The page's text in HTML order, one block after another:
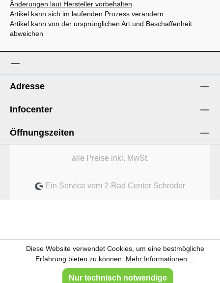
Änderungen laut Hersteller vorbehalten
Artikel kann sich im laufenden Prozess verändern
Artikel kann von der ursprünglichen Art und Beschaffenheit
abweichen
Adresse
Infocenter
Öffnungszeiten
alle Preise inkl. MwSt.
Ein Service vom 2-Rad Center Schröder
Diese Website verwendet Cookies, um eine bestmögliche
Erfahrung bieten zu können. Mehr Informationen ...
Nur technisch notwendige